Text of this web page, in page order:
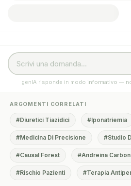
genIA risponde in modo informativo —
ARGOMENTI CORRELATI
#Diuretici Tiazidici #Iponatriemia
#Medicina Di Precisione #Studio
#Causal Forest #Andreina
#Rischio Pazienti #Terapia